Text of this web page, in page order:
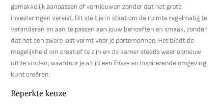
gemakkelijk aanpassen of vernieuwen zonder dat het grote
investeringen vereist. Dit stelt je in staat om de ruimte regelmatig te
veranderen en aan te passen aan jouw behoeften en smaak, zonder
dat het een zware last vormt voor je portemonnee. Het biedt de
mogelijkheid om creatief te zijn en de kamer steeds weer opnieuw
uit te vinden, waardoor je altijd een frisse en inspirerende omgeving
kunt creëren.
Beperkte keuze